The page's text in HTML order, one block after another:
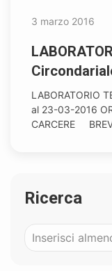
3 marzo 2016
LABORATORIO
al 23-03-2016
CARCERE
Ricerca